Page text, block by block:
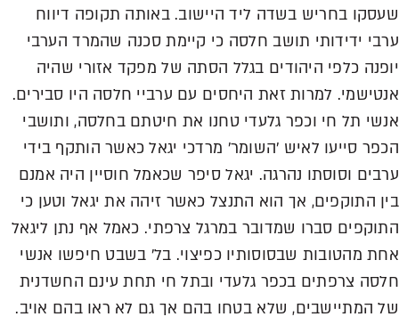
שעסקו בחריש בשדה ליד היישוב. באותה תקופה דיווח
ערבי ידידותי תושב חלסה כי קיימת סכנה שהמרד הערבי
יופנה כלפי היהודים בגלל הסתה של מפקד אזורי שהיה
אנטישמי. למרות זאת היחסים עם ערביי חלסה היו סבירים.
אנשי תל חי וכפר גלעדי טחנו את חיטתם בחלסה, ותושבי
הכפר סייעו לאיש 'השומר' מרדכי יגאל כאשר הותקף בידי
ערבים וסוסתו נהרגה. יגאל סיפר שכאמל חוסיין היה אמנם
בין התוקפים, אך הוא התנצל כאשר זיהה את יגאל וטען כי
התוקפים סברו שמדובר במרגל צרפתי. כאמל אף נתן ליגאל
אחת מהטובות שבסוסותיו כפיצוי. בל' בשבט חיפשו אנשי
חלסה צרפתים בכפר גלעדי ובתל חי תחת עינם החשדנית
של המתיישבים, שלא בטחו בהם אך גם לא ראו בהם אויב.